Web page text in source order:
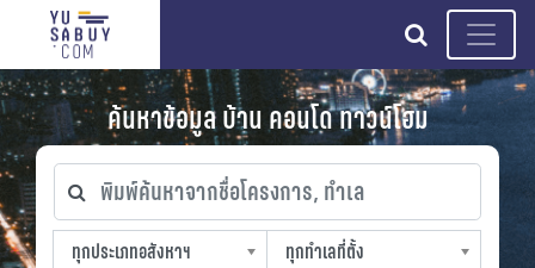
search
ค้นหาข้อมูล บ้าน คอนโด ทาวน์โฮม
พิมพ์ค้นหาจากชื่อโครงการ, ทำเล
ทุกประเภทอสังหาฯ
ทุกประเภทอสังหาฯ
ทุกทำเลที่ตั้ง
ทุกทำเลที่ตั้ง